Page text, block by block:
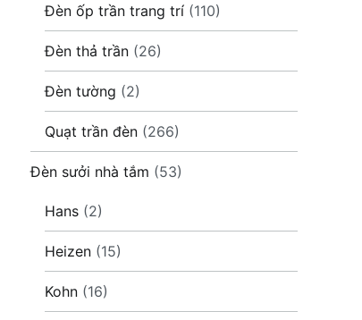
Đèn ốp trần trang trí (110)
Đèn thả trần (26)
Đèn tường (2)
Quạt trần đèn (266)
Đèn sưởi nhà tắm (53)
Hans (2)
Heizen (15)
Kohn (16)